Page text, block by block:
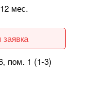
12 мес.
пом. 1 (1-3)